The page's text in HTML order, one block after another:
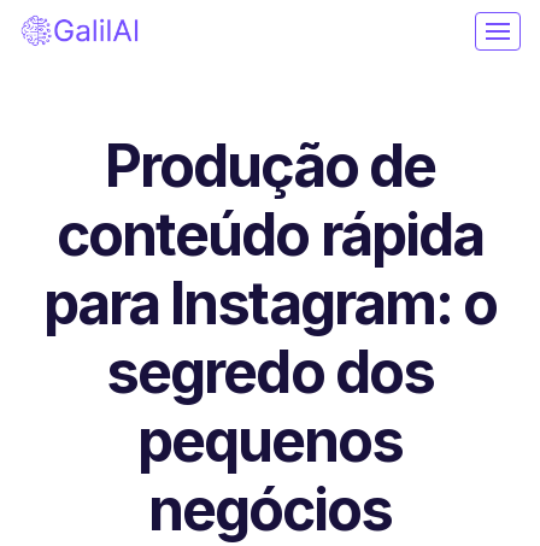
Produção de
conteúdo rápida
para Instagram: o
segredo dos
pequenos
negócios